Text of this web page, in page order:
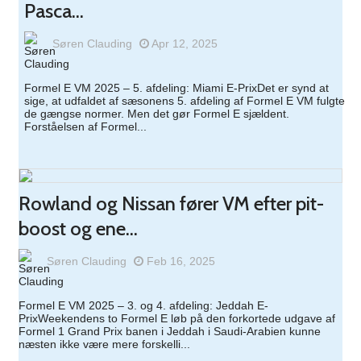
Pasca...
Søren Clauding Apr 12, 2025
Formel E VM 2025 – 5. afdeling: Miami E-PrixDet er synd at
sige, at udfaldet af sæsonens 5. afdeling af Formel E VM fulgte
de gængse normer. Men det gør Formel E sjældent.
Forståelsen af Formel...
Rowland og Nissan fører VM efter pit-
boost og ene...
Søren Clauding Feb 16, 2025
Formel E VM 2025 – 3. og 4. afdeling: Jeddah E-
PrixWeekendens to Formel E løb på den forkortede udgave af
Formel 1 Grand Prix banen i Jeddah i Saudi-Arabien kunne
næsten ikke være mere forskelli...